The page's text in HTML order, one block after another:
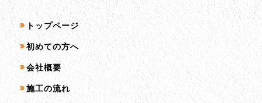
サイトマップ
トップページ
初めての方へ
会社概要
施工の流れ